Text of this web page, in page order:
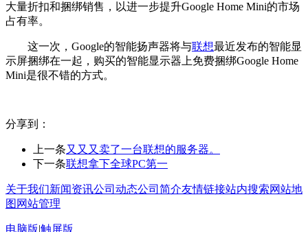
大量折扣和捆绑销售，以进一步提升Google Home Mini的市场
占有率。
这一次，Google的智能扬声器将与联想最近发布的智能显
示屏捆绑在一起，购买的智能显示器上免费捆绑Google Home
Mini是很不错的方式。
分享到：
上一条又又又卖了一台联想的服务器。
下一条联想拿下全球PC第一
关于我们新闻资讯公司动态公司简介友情链接站内搜索网站地
图 网站管理
电脑版|触屏版